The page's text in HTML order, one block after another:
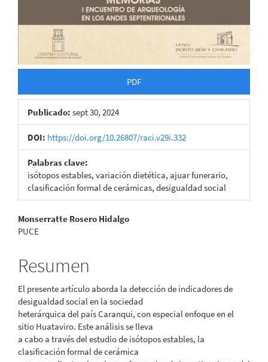
PDF
Publicado: sept 30, 2024
DOI: https://doi.org/10.26807/raci.v29i.332
Palabras clave:
isótopos estables, variación dietética, ajuar funerario,
clasificación formal de cerámicas, desigualdad social
Contenido
principal
del
artículo
Monserratte Rosero Hidalgo
PUCE
Resumen
El presente artículo aborda la detección de indicadores de
desigualdad social en la sociedad
heterárquica del país Caranqui, con especial enfoque en el
sitio Huataviro. Este análisis se lleva
a cabo a través del estudio de isótopos estables, la
clasificación formal de cerámica